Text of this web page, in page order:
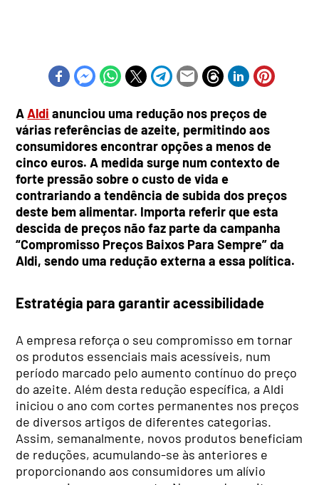
AAldi anunciou uma redução nos preços de
várias referências de azeite, permitindo aos
consumidores encontrar opções a menos de
cinco euros. A medida surge num contexto de
forte pressão sobre o custo de vida e
contrariando a tendência de subida dos preços
deste bem alimentar. Importa referir que esta
descida de preços não faz parte da campanha
“Compromisso Preços Baixos Para Sempre” da
Aldi, sendo uma redução externa a essa política.
Estratégia para garantir acessibilidade
A empresa reforça o seu compromisso em tornar
os produtos essenciais mais acessíveis, num
período marcado pelo aumento contínuo do preço
do azeite. Além desta redução específica, a Aldi
iniciou o ano com cortes permanentes nos preços
de diversos artigos de diferentes categorias.
Assim, semanalmente, novos produtos beneficiam
de reduções, acumulando-se às anteriores e
proporcionando aos consumidores um alívio